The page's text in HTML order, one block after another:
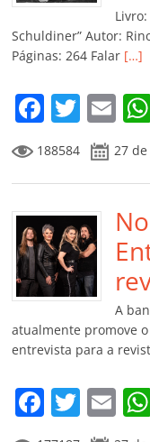
k
Schuldiner” Autor:
Páginas: 264 Falar […]
F
a
c
e
b
o
o
k
T
w
itt
er
E
m
ai
l
188584 27
A
atualmente promove
entrevista para a
F
a
T
w
E
m